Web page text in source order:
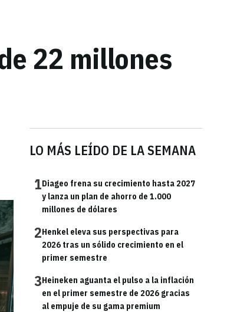
22 millones
LO MÁS LEÍDO DE LA SEMANA
1Diageo frena su crecimiento hasta 2027
y lanza un plan de ahorro de 1.000
millones de dólares
2Henkel eleva sus perspectivas para
2026 tras un sólido crecimiento en el
primer semestre
3Heineken aguanta el pulso a la inflación
en el primer semestre de 2026 gracias
al empuje de su gama premium